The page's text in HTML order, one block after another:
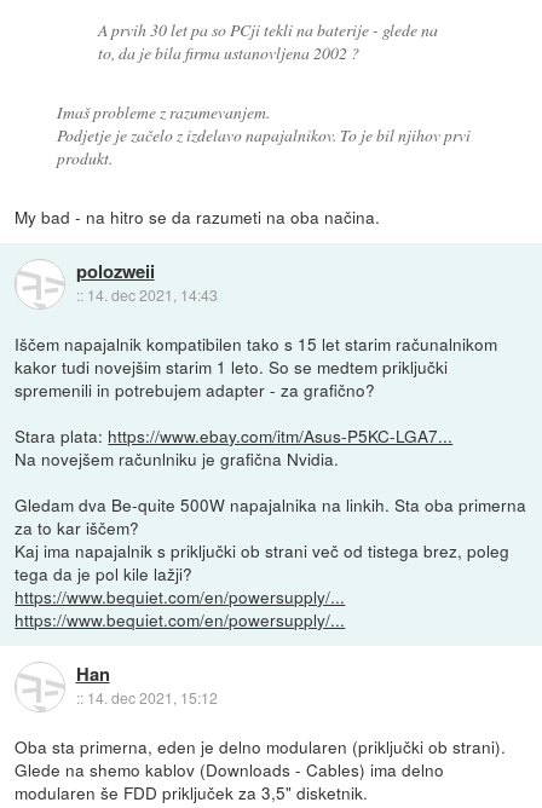
A prvih 30 let pa so PCji tekli na baterije - glede na
to, da je bila firma ustanovljena 2002 ?
Imaš probleme z razumevanjem.
Podjetje je začelo z izdelavo napajalnikov. To je bil njihov prvi
produkt.
My bad - na hitro se da razumeti na oba načina.
polozweii
:: 14. dec 2021, 14:43
Iščem napajalnik kompatibilen tako s 15 let starim računalnikom
kakor tudi novejšim starim 1 leto. So se medtem priključki
spremenili in potrebujem adapter - za grafično?
Stara plata: https://www.ebay.com/itm/Asus-P5KC-LGA7...
Na novejšem računlniku je grafična Nvidia.
Gledam dva Be-quite 500W napajalnika na linkih. Sta oba primerna
za to kar iščem?
Kaj ima napajalnik s priključki ob strani več od tistega brez, poleg
tega da je pol kile lažji?
https://www.bequiet.com/en/powersupply/...
https://www.bequiet.com/en/powersupply/...
Han
:: 14. dec 2021, 15:12
Oba sta primerna, eden je delno modularen (priključki ob strani).
Glede na shemo kablov (Downloads - Cables) ima delno
modularen še FDD priključek za 3,5" disketnik.